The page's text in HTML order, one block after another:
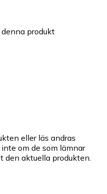
produkt
eller läs andras
om de som lämnar
den aktuella produkten.